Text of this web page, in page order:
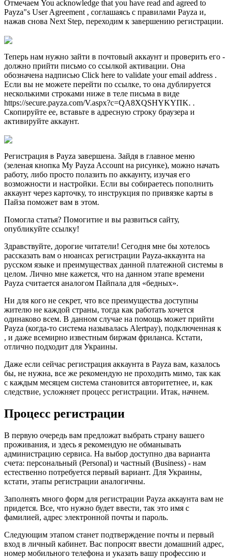
Отмечаем You acknowledge that you have read and agreed to
Payza"s User Agreement , соглашаясь с правилами Payza и,
нажав снова Next Step, переходим к завершению регистрации.
Теперь нам нужно зайти в почтовый аккаунт и проверить его -
должно прийти письмо со ссылкой активации. Она
обозначена надписью Click here to validate your email address .
Если вы не можете перейти по ссылке, то она дублируется
несколькими строками ниже в теле письма в виде
https://secure.payza.com/V.aspx?c=QА8XQSНYKYПK. .
Скопируйте ее, вставьте в адресную строку браузера и
активируйте аккаунт.
Регистрация в Payza завершена. Зайдя в главное меню
(зеленая кнопка My Payza Account на рисунке), можно начать
работу, либо просто полазить по аккаунту, изучая его
возможности и настройки. Если вы собираетесь пополнить
аккаунт через карточку, то инструкция по привязке карты в
Пайза поможет вам в этом.
Помогла статья? Помогитие и вы развиться сайту,
опубликуйте ссылку!
Здравствуйте, дорогие читатели! Сегодня мне бы хотелось
рассказать вам о нюансах регистрации Payza-аккаунта на
русском языке и преимуществах данной платежной системы в
целом. Лично мне кажется, что на данном этапе времени
Payza считается аналогом Пайпала для «бедных».
Ни для кого не секрет, что все преимущества доступны
жителю не каждой страны, тогда как работать хочется
одинаково всем. В данном случае на помощь может прийти
Payza (когда-то система называлась Alertpay), подключенная к
, и даже всемирно известным биржам фриланса. Кстати,
отлично подходит для Украины.
Даже если сейчас регистрация аккаунта в Payza вам, казалось
бы, не нужна, все же рекомендую не проходить мимо, так как
с каждым месяцем система становится авторитетнее, и, как
следствие, усложняет процесс регистрации. Итак, начнем.
Процесс регистрации
В первую очередь вам предложат выбрать страну вашего
проживания, и здесь я рекомендую не обманывать
администрацию сервиса. На выбор доступно два варианта
счета: персональный (Personal) и частный (Business) - нам
естественно потребуется первый вариант. Для Украины,
кстати, этапы регистрации аналогичны.
Заполнять много форм для регистрации Payza аккаунта вам не
придется. Все, что нужно будет ввести, так это имя с
фамилией, адрес электронной почты и пароль.
Следующим этапом станет подтверждение почты и первый
вход в личный кабинет. Вас попросят ввести домашний адрес,
номер мобильного телефона и указать вашу профессию и